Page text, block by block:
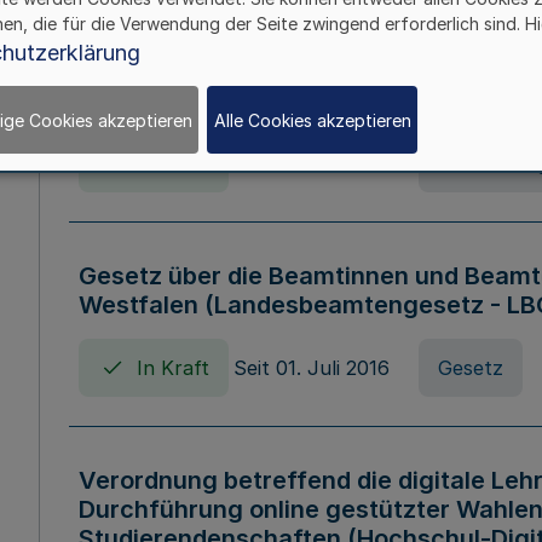
Verordnung über die
Nordrhein-Westfalen
Gesetz über die Beamtinnen und
Westfalen (Landesbeamtengesetz -
In Kraft Seit 01. Juli 2016 Gesetz
Verordnung betreffend die digitale
Durchführung online gestützter
die für die Verwendung der Seite zwingend erforderlich sind.
Cookies akzeptieren Alle Cookies akzeptieren